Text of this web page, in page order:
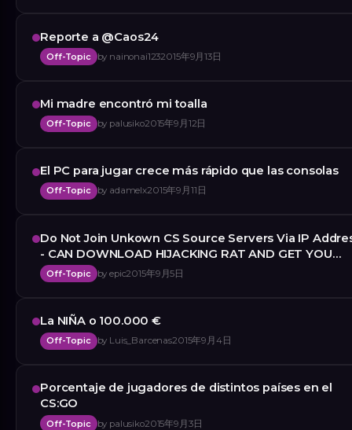
Reporte a @Caos24
Off-Topic by nainonai1232015年9月13日
Mi madre encontró mi toalla
Off-Topic by palusiko2015年9月12日
El PC para jugar crece más rápido que las consolas
Off-Topic by adamelx2015年9月11日
Do Not Join Unkown CS Source Servers Via IP
- CAN DOWNLOAD HIJACKING RAT AND GET YOU
VAC'd
Off-Topic by epic2015年9月5日
La NIÑA o 100.000 €
Off-Topic by Luis_Barcenas2015年9月4日
Porcentaje de jugadores de distintos países en el
CS:GO
Off-Topic by palusiko2015年9月3日